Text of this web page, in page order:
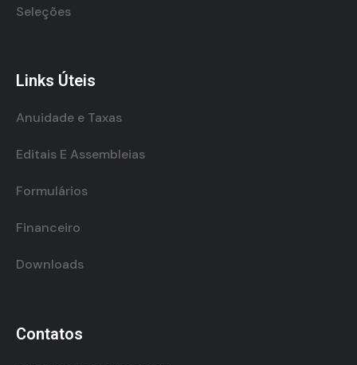
Seleções
Links Úteis
Anuidade e Taxas
Editais E Assembleias
Formulários
Financeiro
Downloads
Contatos